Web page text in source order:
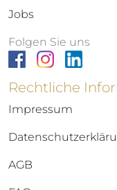
Jobs
Folgen Sie uns
Rechtliche
Impressum
AGB